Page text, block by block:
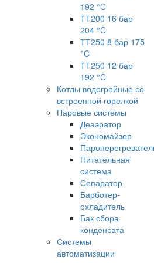
192 °C
ТТ200 16 бар
204 °C
ТТ250 8 бар 175
°C
ТТ250 12 бар
192 °C
Котлы водогрейные со
встроенной горелкой
Паровые системы
Деаэратор
Экономайзер
Питательная
система
Сепаратор
Барботер-
охладитель
Бак сбора
конденсата
Системы
автоматизации